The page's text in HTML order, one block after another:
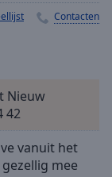
Contacten
Nieuw
42
vanuit het
mee